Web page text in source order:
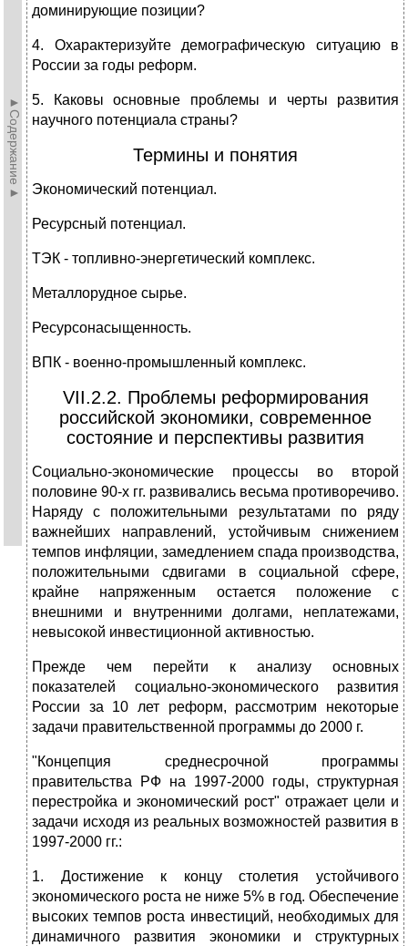
►Содержание►
доминирующие позиции?
4. Охарактеризуйте демографическую ситуацию в
России за годы реформ.
5. Каковы основные проблемы и черты развития
научного потенциала страны?
Термины и понятия
Экономический потенциал.
Ресурсный потенциал.
ТЭК - топливно-энергетический комплекс.
Металлорудное сырье.
Ресурсонасыщенность.
ВПК - военно-промышленный комплекс.
VII.2.2. Проблемы реформирования
российской экономики, современное
состояние и перспективы развития
Cоциально-экономические процессы во второй
половине 90-х гг. развивались весьма противоречиво.
Наряду с положительными результатами по ряду
важнейших направлений, устойчивым снижением
темпов инфляции, замедлением спада производства,
положительными сдвигами в социальной сфере,
крайне напряженным остается положение с
внешними и внутренними долгами, неплатежами,
невысокой инвестиционной активностью.
Прежде чем перейти к анализу основных
показателей социально-экономического развития
России за 10 лет реформ, рассмотрим некоторые
задачи правительственной программы до 2000 г.
"Концепция среднесрочной программы
правительства РФ на 1997-2000 годы, структурная
перестройка и экономический рост" отражает цели и
задачи исходя из реальных возможностей развития в
1997-2000 гг.:
1. Достижение к концу столетия устойчивого
экономического роста не ниже 5% в год. Обеспечение
высоких темпов роста инвестиций, необходимых для
динамичного развития экономики и структурных